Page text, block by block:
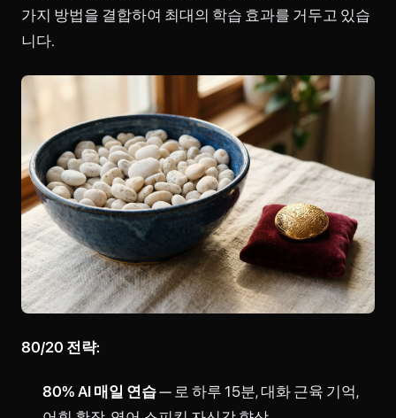
가지 방법을 결합하여 최대의 학습 효과를 거두고 있습
니다.
80/20 전략:
80% AI 매일 연습— 로 하루 15분, 대화 근육 기억,